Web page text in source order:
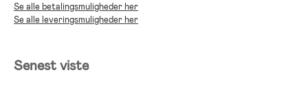
Se alle betalingsmuligheder her
Se alle leveringsmuligheder her
Senest viste